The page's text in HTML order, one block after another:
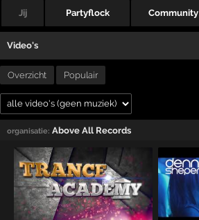
Jij Partyflock Community
Video's
Overzicht Populair
organisatie: Above All Records